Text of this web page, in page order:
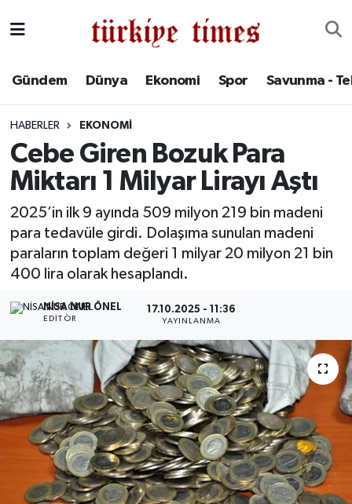
Gündem Dünya Ekonomi Spor Savunma -
HABERLER EKONOMI
Cebe Giren Bozuk Para
Miktarı 1 Milyar Lirayı Aştı
2025’in ilk 9 ayında 509 milyon 219 bin madeni
para tedavüle girdi. Dolaşıma sunulan madeni
paraların toplam değeri 1 milyar 20 milyon 21 bin
400 lira olarak hesaplandı.
NISA NUR ÖNEL
EDITÖR
17.10.2025 - 11:36
YAYINLANMA
Spor
Savunma - Teknoloji
Kültür - Sanat
Yaşam
Süper Lig Puan Durumu ve Fikstür
Tüm Manşetler
Son Dakika Haberleri
Haber Arşivi